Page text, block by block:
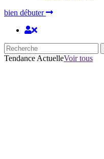
bien débuter
Tendance ActuelleVoir tous